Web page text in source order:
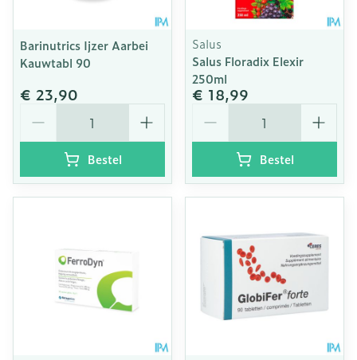
Barinutrics Ijzer Aarbei
Kauwtabl 90
€ 23,90
Bestel
Salus
Salus Floradix Elexir
250ml
€ 18,99
Bestel